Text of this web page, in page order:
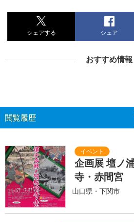
シェアする シェア
おすすめ情報
閲覧履歴
企画展 壇ノ
寺・赤間宮
山口県・下関市